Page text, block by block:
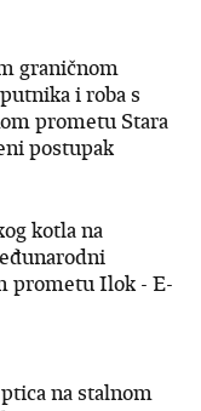
graničnom
i roba s
prometu Stara
postupak
kotla na
prometu Ilok - E-
na stalnom